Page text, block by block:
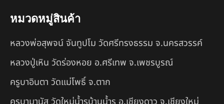
หมวดหมู่สินค้า
หลวงพ่อสุพจน์ จันทูปโม วัดศรีทรงธรรม จ.นครสวรรค์
หลวงปู่เหิน วัดร่องหอย อ.ศรีเทพ จ.เพชรบูรณ์
ครูบาอินตา วัดแม่โพธิ์ จ.ตาก